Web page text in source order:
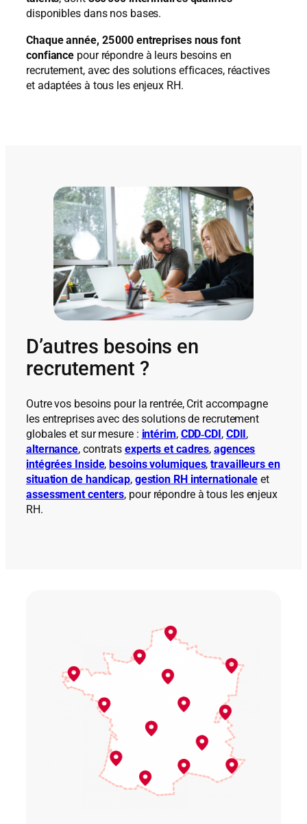
disponibles dans nos bases.
Chaque année, 25 000 entreprises nous font
confiance pour répondre à leurs besoins en
recrutement, avec des solutions efficaces, réactives
et adaptées à tous les enjeux RH.
D’autres besoins en
recrutement ?
Outre vos besoins pour la rentrée, Crit accompagne
les entreprises avec des solutions de recrutement
globales et sur mesure : intérim, CDD‑CDI, CDII,
alternance, contrats experts et cadres,agences
intégrées Inside,besoins volumiques,travailleurs en
situation de handicap, gestion RH internationale et
assessment centers, pour répondre à tous les enjeux
RH.